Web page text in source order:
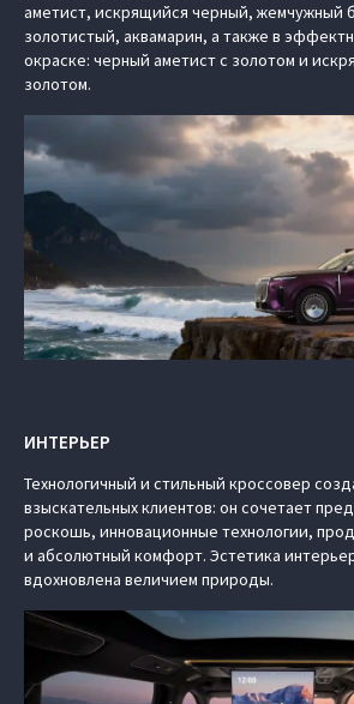
аметист, искрящийся черный, жемчужный
золотистый, аквамарин, а также в
окраске: черный аметист с золотом и
золотом.
ИНТЕРЬЕР
Технологичный и стильный кроссовер
взыскательных клиентов: он сочетает
роскошь, инновационные технологии,
и абсолютный комфорт. Эстетика
вдохновлена величием природы.